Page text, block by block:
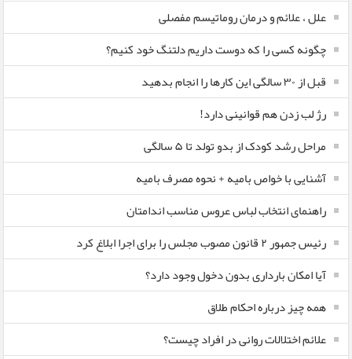
علل ، علائم و درمان روماتیسم مفصلی
چگونه کسی را که دوست داریم دلتنگ خود کنیم؟
قبل از ۳۰ سالگی این کارها را انجام بدهید
رژ لب زدن هم قوانینی دارد!
مراحل رشد کودک از بدو تولد تا ۵ سالگی
آشنایی با خواص بامیه + نحوه مصرف بامیه
راهنمای انتخاب لباس عروس مناسب اندامتان
رئیس جمهور ۲ قانون مصوب مجلس را برای اجرا ابلاغ کرد
آیا امکان بارداری بدون دخول وجود دارد؟
همه چیز درباره احکام طلاق
علائم اختلالات روانی در افراد چیست؟